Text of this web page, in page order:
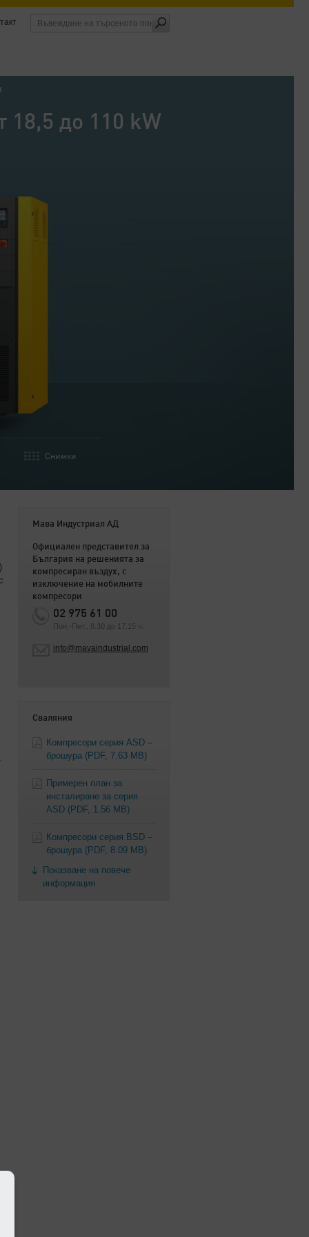
18,5 до 110 kW
Снимки
Мава Индустриал АД
Официален представител за
България на решенията за
компресиран въздух, с
изключение на мобилните
компресори
02 975 61 00
Пон.-Пет., 8.30 до 17.15 ч.
info@mavaindustrial.com
Сваляния
Компресори серия ASD –
брошура (PDF, 7.63 MB)
Примерен план за
инсталиране за серия
ASD (PDF, 1.56 MB)
Компресори серия BSD –
брошура (PDF, 8.09 MB)
Показване на повече
информация